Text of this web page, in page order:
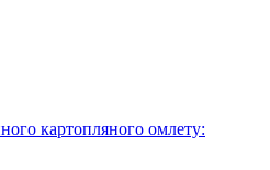
картопляного омлету: